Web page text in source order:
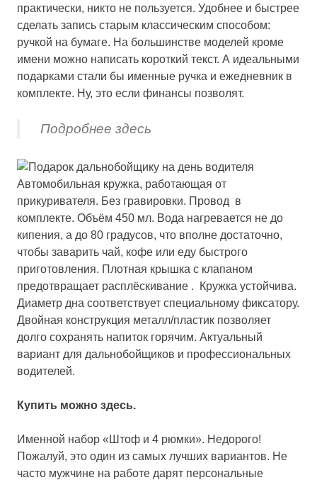
практически, никто не пользуется. Удобнее и быстрее
сделать запись старым классическим способом:
ручкой на бумаге. На большинстве моделей кроме
имени можно написать короткий текст. А идеальными
подарками стали бы именные ручка и ежедневник в
комплекте. Ну, это если финансы позволят.
Подробнее здесь
Автомобильная кружка, работающая от
прикуривателя. Без гравировки. Провод в
комплекте. Объём 450 мл. Вода нагревается не до
кипения, а до 80 градусов, что вполне достаточно,
чтобы заварить чай, кофе или еду быстрого
приготовления. Плотная крышка с клапаном
предотвращает расплёскивание . Кружка устойчива.
Диаметр дна соответствует специальному фиксатору.
Двойная конструкция металл/пластик позволяет
долго сохранять напиток горячим. Актуальный
вариант для дальнобойщиков и профессиональных
водителей.
Купить можно здесь.
Именной набор «Штоф и 4 рюмки». Недорого!
Пожалуй, это один из самых лучших вариантов. Не
часто мужчине на работе дарят персональные